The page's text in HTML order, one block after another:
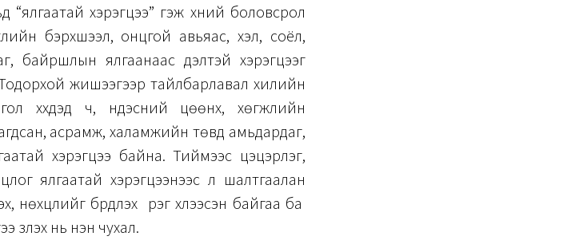
“ялгаатай хэрэгцээ” гэж хүний боловсрол
бэрхшээл, онцгой авьяас, хэл, соёл,
ялгаанаас үүдэлтэй хэрэгцээг
жишээгээр тайлбарлавал хилийн
хүүхдэд ч, үндэсний цөөнх, хөгжлийн
асрамж, халамжийн төвд амьдардаг,
хэрэгцээ байна. Тиймээс цэцэрлэг,
ялгаатай хэрэгцээнээс үл шалтгаалан
бүрдүүлэх үүрэг хүлээсэн байгаа ба
нь нэн чухал.